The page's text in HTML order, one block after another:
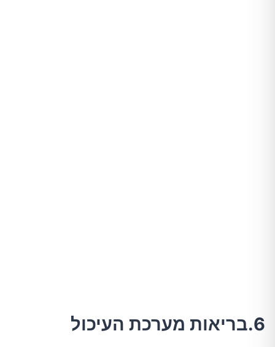
6.בריאות מערכת העיכול